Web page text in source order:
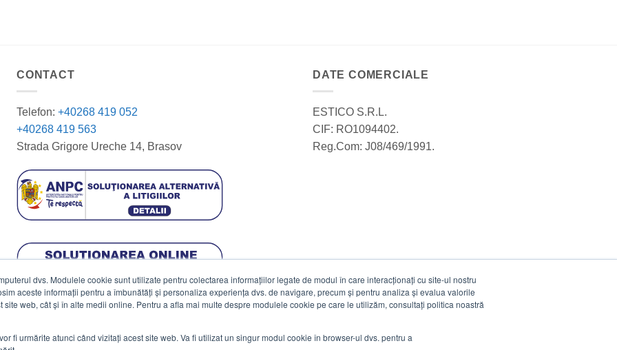
dvs. Modulele cookie sunt utilizate pentru colectarea informațiilor legate de modul în care interacționați cu site-ul nostru
aceste informații pentru a îmbunătăți și personaliza experiența dvs. de navigare, precum și pentru analiza și evalua valorile
web, cât și în alte medii online. Pentru a afla mai multe despre modulele cookie pe care le utilizăm, consultați politica noastră
fi urmărite atunci când vizitați acest site web. Va fi utilizat un singur modul cookie în browser-ul dvs. pentru a
CONTACT
Telefon: +40268 419 052
+40268 419 563
Strada Grigore Ureche 14, Brasov
DATE COMERCIALE
ESTICO S.R.L.
CIF: RO1094402.
Reg.Com: J08/469/1991.